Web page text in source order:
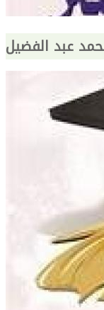
عبد الفضيل